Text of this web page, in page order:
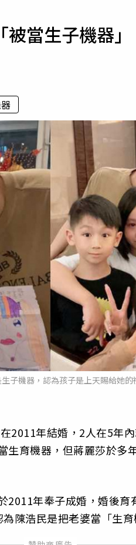
被當生子機器
子機器，認為孩子是上天賜給她
2011年結婚，2人在5年
生育機器，但蔣麗莎於多
2011年奉子成婚，婚後
陳浩民是把老婆當「生育